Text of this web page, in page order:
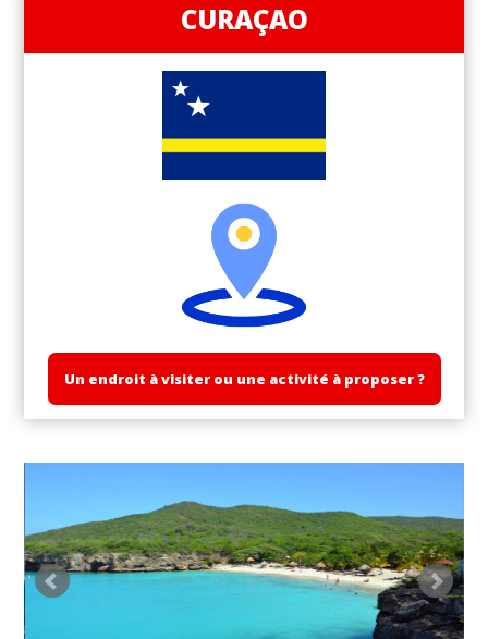
CURAÇAO
Un endroit à visiter ou une activité à proposer ?